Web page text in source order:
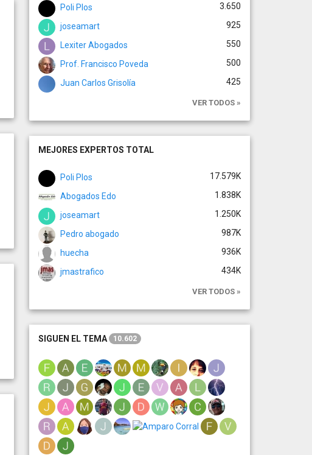
Poli Plos 3.650
joseamart 925
Lexiter Abogados 550
Prof. Francisco Poveda 500
Juan Carlos Grisolía 425
VER TODOS »
MEJORES EXPERTOS TOTAL
Poli Plos 17.579K
Abogados Edo 1.838K
joseamart 1.250K
Pedro abogado 987K
huecha 936K
jmastrafico 434K
VER TODOS »
SIGUEN EL TEMA 10.602